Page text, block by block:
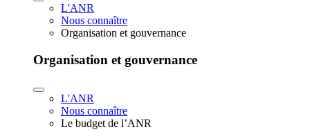
L'ANR
Nous connaître
Organisation et gouvernance
Organisation et gouvernance
L'ANR
Nous connaître
Le budget de l’ANR